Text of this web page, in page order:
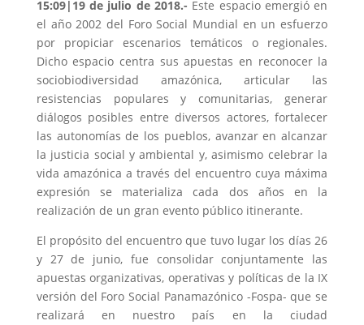
15:09|19 de julio de 2018.- Este espacio emergió en
el año 2002 del Foro Social Mundial en un esfuerzo
por propiciar escenarios temáticos o regionales.
Dicho espacio centra sus apuestas en reconocer la
sociobiodiversidad amazónica, articular las
resistencias populares y comunitarias, generar
diálogos posibles entre diversos actores, fortalecer
las autonomías de los pueblos, avanzar en alcanzar
la justicia social y ambiental y, asimismo celebrar la
vida amazónica a través del encuentro cuya máxima
expresión se materializa cada dos años en la
realización de un gran evento público itinerante.
El propósito del encuentro que tuvo lugar los días 26
y 27 de junio, fue consolidar conjuntamente las
apuestas organizativas, operativas y políticas de la IX
versión del Foro Social Panamazónico -Fospa- que se
realizará en nuestro país en la ciudad